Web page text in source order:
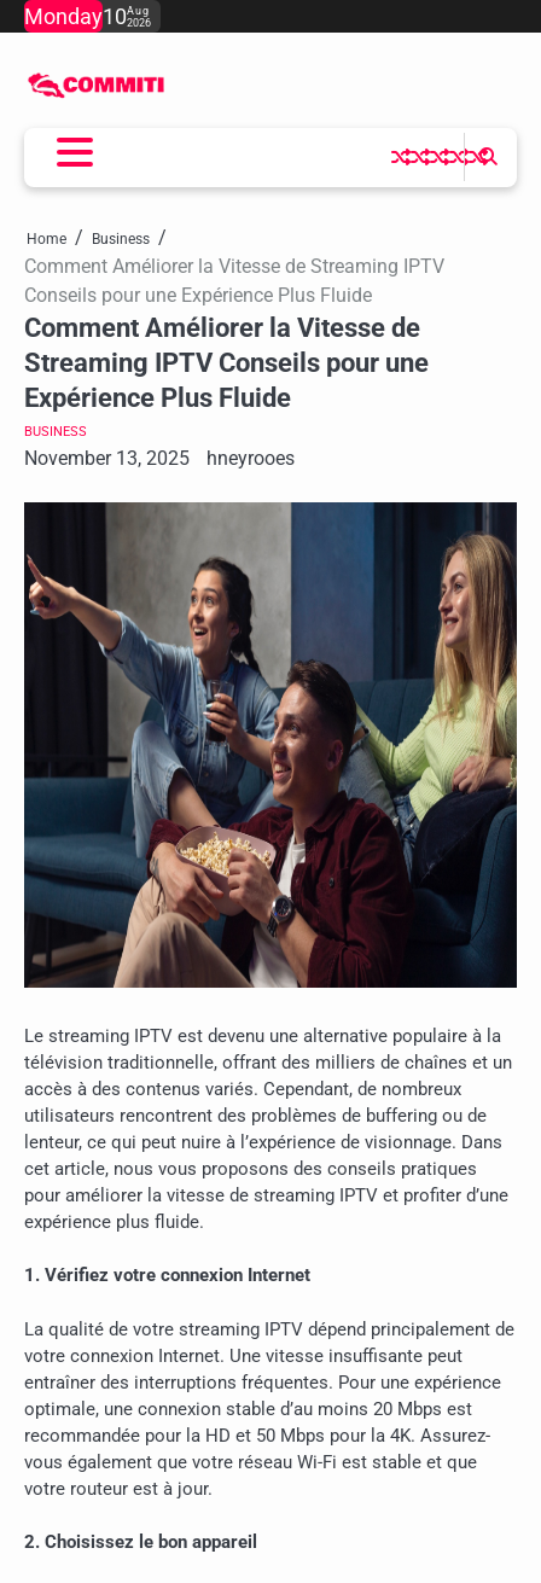
Skip
content
Monday10Aug
2026
Home Business
Comment Améliorer la Vitesse de Streaming IPTV
Conseils pour une Expérience Plus Fluide
Comment Améliorer la Vitesse de
Streaming IPTV Conseils pour une
Expérience Plus Fluide
BUSINESS
November 13, 2025 hneyrooes
Le streaming IPTV est devenu une alternative populaire à la
télévision traditionnelle, offrant des milliers de chaînes et un
accès à des contenus variés. Cependant, de nombreux
utilisateurs rencontrent des problèmes de buffering ou de
lenteur, ce qui peut nuire à l’expérience de visionnage. Dans
cet article, nous vous proposons des conseils pratiques
pour améliorer la vitesse de streaming IPTV et profiter d’une
expérience plus fluide.
1. Vérifiez votre connexion Internet
La qualité de votre streaming IPTV dépend principalement de
votre connexion Internet. Une vitesse insuffisante peut
entraîner des interruptions fréquentes. Pour une expérience
optimale, une connexion stable d’au moins 20 Mbps est
recommandée pour la HD et 50 Mbps pour la 4K. Assurez-
vous également que votre réseau Wi-Fi est stable et que
votre routeur est à jour.
2. Choisissez le bon appareil